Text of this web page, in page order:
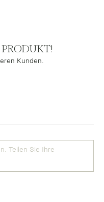
Kunden.
Teilen Sie Ihre